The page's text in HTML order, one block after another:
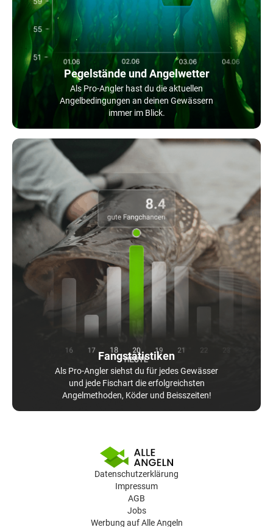
Pegelstände und Angelwetter
Als Pro-Angler hast du die aktuellen
Angelbedingungen an deinen Gewässern
immer im Blick.
Fangstatistiken
Als Pro-Angler siehst du für jedes Gewässer
und jede Fischart die erfolgreichsten
Angelmethoden, Köder und Beisszeiten!
Datenschutzerklärung
Impressum
AGB
Jobs
Werbung auf Alle Angeln